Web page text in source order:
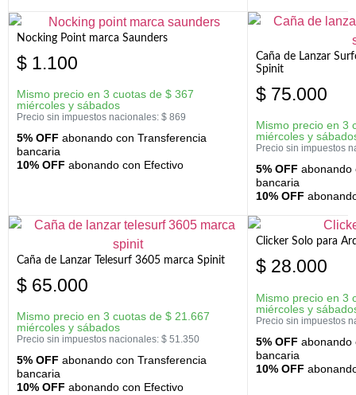
Nocking Point marca Saunders
$ 1.100
Mismo precio en 3 cuotas de $ 367
miércoles y sábados
Precio sin impuestos nacionales: $ 869
5% OFF abonando con Transferencia
bancaria
10% OFF abonando con Efectivo
Caña de Lanzar
Spinit
$ 75.000
Mismo precio en 3
miércoles y
Precio sin impuestos
5% OFF abonando
bancaria
10% OFF
Caña de Lanzar Telesurf 3605 marca Spinit
$ 65.000
Mismo precio en 3 cuotas de $ 21.667
miércoles y sábados
Precio sin impuestos nacionales: $ 51.350
5% OFF abonando con Transferencia
bancaria
10% OFF abonando con Efectivo
Clicker Solo para
$ 28.000
Mismo precio en 3
miércoles y
Precio sin impuestos
5% OFF abonando
bancaria
10% OFF